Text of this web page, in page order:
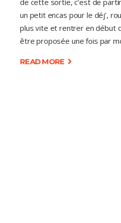
de cette sortie, c’est de
un petit encas pour le déj’,
plus vite et rentrer en début
être proposée une fois par
READ MORE